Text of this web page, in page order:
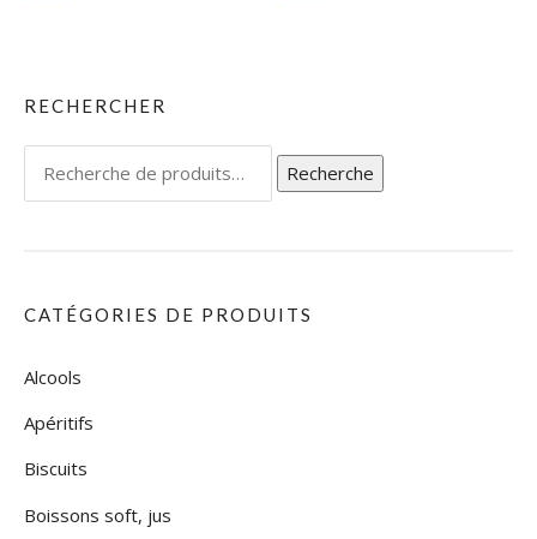
RECHERCHER
Recherche
CATÉGORIES DE PRODUITS
Alcools
Apéritifs
Biscuits
Boissons soft, jus